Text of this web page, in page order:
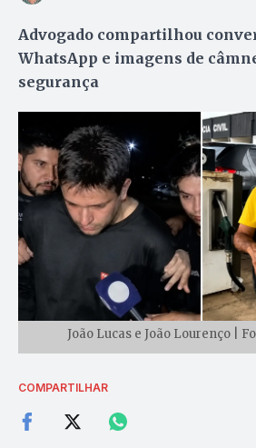
Advogado compartilhou
WhatsApp e imagens de
segurança
João Lucas e João Lourenço |
COMPARTILHAR